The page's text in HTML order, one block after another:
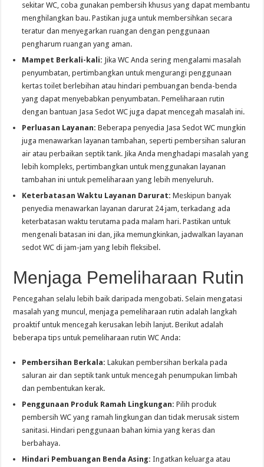
sekitar WC, coba gunakan pembersih khusus yang dapat membantu
menghilangkan bau. Pastikan juga untuk membersihkan secara
teratur dan menyegarkan ruangan dengan penggunaan
pengharum ruangan yang aman.
Mampet Berkali-kali: Jika WC Anda sering mengalami masalah
penyumbatan, pertimbangkan untuk mengurangi penggunaan
kertas toilet berlebihan atau hindari pembuangan benda-benda
yang dapat menyebabkan penyumbatan. Pemeliharaan rutin
dengan bantuan Jasa Sedot WC juga dapat mencegah masalah ini.
Perluasan Layanan: Beberapa penyedia Jasa Sedot WC mungkin
juga menawarkan layanan tambahan, seperti pembersihan saluran
air atau perbaikan septik tank. Jika Anda menghadapi masalah yang
lebih kompleks, pertimbangkan untuk menggunakan layanan
tambahan ini untuk pemeliharaan yang lebih menyeluruh.
Keterbatasan Waktu Layanan Darurat: Meskipun banyak
penyedia menawarkan layanan darurat 24 jam, terkadang ada
keterbatasan waktu terutama pada malam hari. Pastikan untuk
mengenali batasan ini dan, jika memungkinkan, jadwalkan layanan
sedot WC di jam-jam yang lebih fleksibel.
Menjaga Pemeliharaan Rutin
Pencegahan selalu lebih baik daripada mengobati. Selain mengatasi
masalah yang muncul, menjaga pemeliharaan rutin adalah langkah
proaktif untuk mencegah kerusakan lebih lanjut. Berikut adalah
beberapa tips untuk pemeliharaan rutin WC Anda:
Pembersihan Berkala: Lakukan pembersihan berkala pada
saluran air dan septik tank untuk mencegah penumpukan limbah
dan pembentukan kerak.
Penggunaan Produk Ramah Lingkungan: Pilih produk
pembersih WC yang ramah lingkungan dan tidak merusak sistem
sanitasi. Hindari penggunaan bahan kimia yang keras dan
berbahaya.
Hindari Pembuangan Benda Asing: Ingatkan keluarga atau